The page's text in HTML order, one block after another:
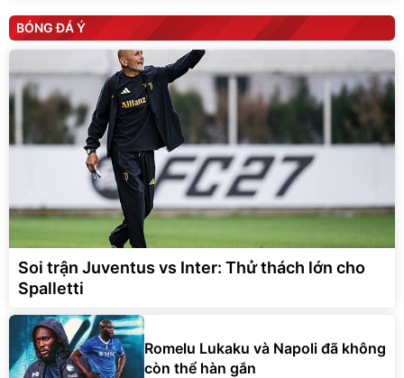
BÓNG ĐÁ Ý
Soi trận Juventus vs Inter: Thử thách lớn cho
Spalletti
Romelu Lukaku và Napoli đã không
còn thể hàn gắn